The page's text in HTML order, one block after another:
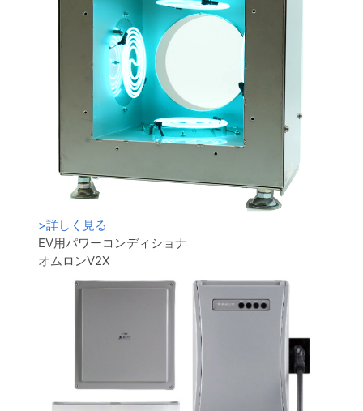
>詳しく見る
EV用パワーコンディショナ
オムロンV2X